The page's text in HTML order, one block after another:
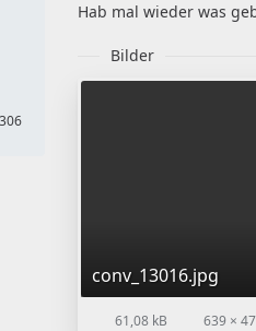
306
Hab mal wieder was
Bilder
conv_13016.jpg
61,08 kB 639 ×